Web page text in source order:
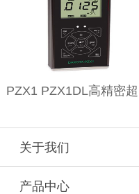
关于我们
产品中心